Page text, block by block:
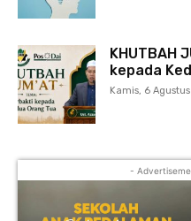
KHUTBAH
kepada
Kamis, 6
-